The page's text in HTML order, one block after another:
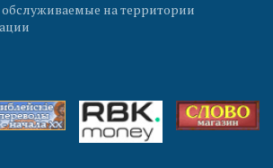
на территории